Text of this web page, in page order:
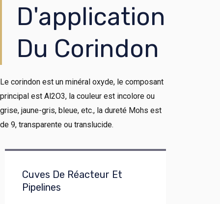
D'application
Du Corindon
Le corindon est un minéral oxyde, le composant
principal est Al2O3, la couleur est incolore ou
grise, jaune-gris, bleue, etc., la dureté Mohs est
de 9, transparente ou translucide.
Cuves De Réacteur Et
Pipelines